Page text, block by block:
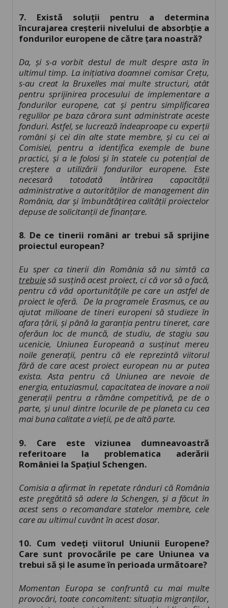
7. Există soluții pentru a determina
încurajarea creșterii nivelului de absorbție a
fondurilor europene de către țara noastră?
Da, și s-a vorbit destul de mult despre asta în
ultimul timp. La inițiativa doamnei comisar Crețu,
s-au creat la Bruxelles mai multe structuri, atât
pentru sprijinirea procesului de implementare a
fondurilor europene, cat și pentru simplificarea
regulilor pe baza cărora sunt administrate aceste
fonduri. Astfel, se lucrează îndeaproape cu experții
români și cei din alte state membre, și cu cei ai
Comisiei, pentru a identifica exemple de bune
practici, și a le folosi și în statele cu potențial de
creștere a utilizării fondurilor europene. Este
necesară totodată întărirea capacității
administrative a autorităților de management din
România, dar și îmbunătățirea calității proiectelor
depuse de solicitanții de finanțare.
8. De ce tinerii români ar trebui să sprijine
proiectul european?
Eu sper ca tinerii din România să nu simtă ca
trebuiesă susțină acest proiect, ci că vor să o facă,
pentru că văd oportunitățile pe care un astfel de
proiect le oferă. De la programele Erasmus, ce au
ajutat milioane de tineri europeni să studieze în
afara țării, și până la garanția pentru tineret, care
oferăun loc de muncă, de studiu, de stagiu sau
ucenicie, Uniunea Europeană a susținut mereu
noile generații, pentru că ele reprezintă viitorul
fără de care acest proiect european nu ar putea
exista. Asta pentru că Uniunea are nevoie de
energia, entuziasmul, capacitatea de inovare a noii
generații pentru a rămâne competitivă, pe de o
parte, și unul dintre locurile de pe planeta cu cea
mai buna calitate a vieții, pe de altă parte.
9. Care este viziunea dumneavoastră
referitoare la problematica aderării
României la Spațiul Schengen.
Comisia a afirmat în repetate rânduri că România
este pregătită să adere la Schengen, și a făcut în
acest sens o recomandare statelor membre, cele
care au ultimul cuvânt în acest dosar.
10. Cum vedeți viitorul Uniunii Europene?
Care sunt provocările pe care Uniunea va
trebui să și le asume în perioada următoare?
Momentan Europa se confruntă cu mai multe
provocări, toate concomitent: situația migranților,